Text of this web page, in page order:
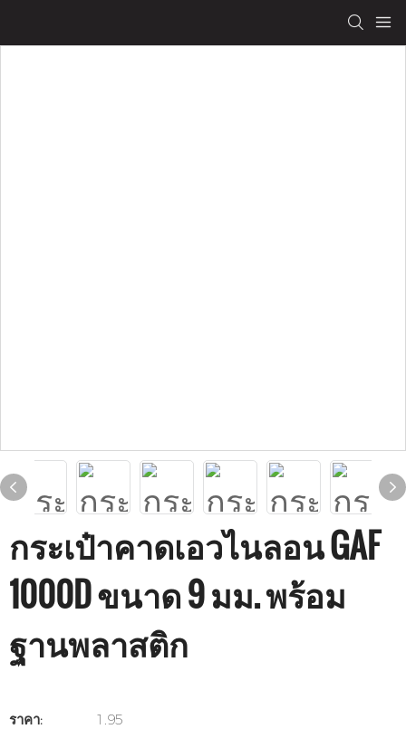
กระเป๋าคาดเอวไนลอน GAF
1000D ขนาด 9 มม. พร้อม
ฐานพลาสติก
ราคา:
1.95